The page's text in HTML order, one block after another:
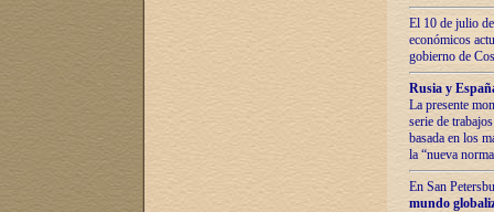
El 10 de julio
económicos
gobierno de
Rusia y
La presente
serie de
basada en los
la “nueva
En San
mundo